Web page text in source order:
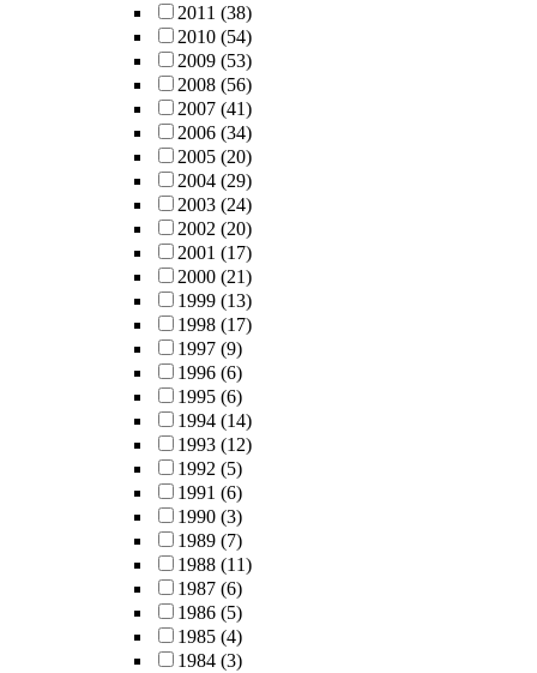
2011 (38)
2010 (54)
2009 (53)
2008 (56)
2007 (41)
2006 (34)
2005 (20)
2004 (29)
2003 (24)
2002 (20)
2001 (17)
2000 (21)
1999 (13)
1998 (17)
1997 (9)
1996 (6)
1995 (6)
1994 (14)
1993 (12)
1992 (5)
1991 (6)
1990 (3)
1989 (7)
1988 (11)
1987 (6)
1986 (5)
1985 (4)
1984 (3)